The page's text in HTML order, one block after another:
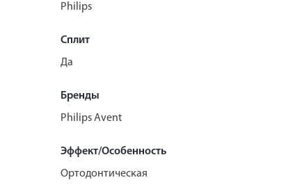
Philips
Сплит
Да
Бренды
Philips Avent
Эффект/Особенность
Ортодонтическая